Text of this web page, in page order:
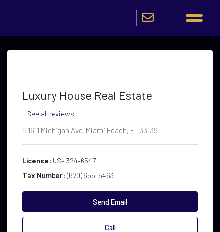
Luxury House Real Estate
See all reviews
1611 Michigan Ave, Miami Beach, FL 33139
License: US- 324-6547
Tax Number: (670) 655-5463
Send Email
Call